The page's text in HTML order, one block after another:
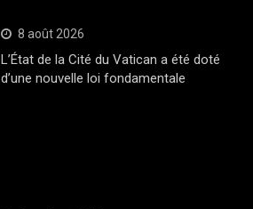
8 août 2026
L’État de la Cité du Vatican a été doté
d’une nouvelle loi fondamentale